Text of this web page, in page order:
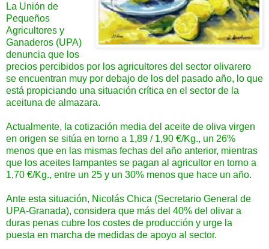
La Unión de
Pequeños
Agricultores y
Ganaderos (UPA)
denuncia que los
precios percibidos por los agricultores del sector olivarero
se encuentran muy por debajo de los del pasado año, lo que
está propiciando una situación crítica en el sector de la
aceituna de almazara.
Actualmente, la cotización media del aceite de oliva virgen
en origen se sitúa en torno a 1,89 / 1,90 €/Kg., un 26%
menos que en las mismas fechas del año anterior, mientras
que los aceites lampantes se pagan al agricultor en torno a
1,70 €/Kg., entre un 25 y un 30% menos que hace un año.
Ante esta situación, Nicolás Chica (Secretario General de
UPA-Granada), considera que más del 40% del olivar a
duras penas cubre los costes de producción y urge la
puesta en marcha de medidas de apoyo al sector.